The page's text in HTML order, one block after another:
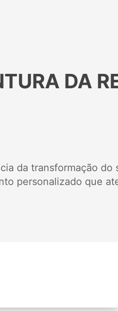
DA
da transformação do
personalizado que